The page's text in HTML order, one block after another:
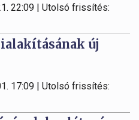
22:09 | Utolsó frissítés:
új
17:09 | Utolsó frissítés: